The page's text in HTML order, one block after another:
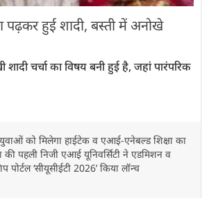
पढ़कर हुई शादी, बस्ती में अनोखे
चर्चा का विषय बनी हुई है, जहां पारंपरिक
को मिलेगा हाईटेक व एआई-एनेबल्ड शिक्षा का
पहली निजी एआई यूनिवर्सिटी ने एडमिशन व
पोर्टल ‘सीयूसीईटी 2026’ किया लॉन्च